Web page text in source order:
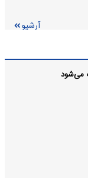
آرشیو
می‌شود